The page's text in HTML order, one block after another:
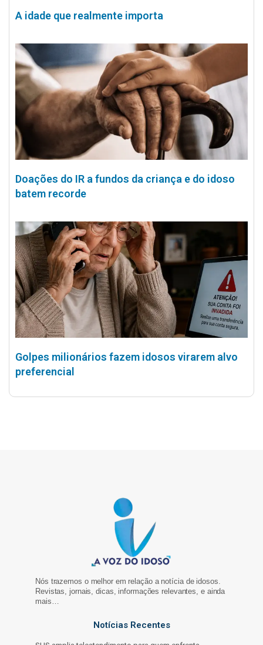
A idade que realmente importa
Doações do IR a fundos da criança e do idoso
batem recorde
Golpes milionários fazem idosos virarem alvo
preferencial
Nós trazemos o melhor em relação a notícia de idosos.
Revistas, jornais, dicas, informações relevantes, e ainda
mais…
Notícias Recentes